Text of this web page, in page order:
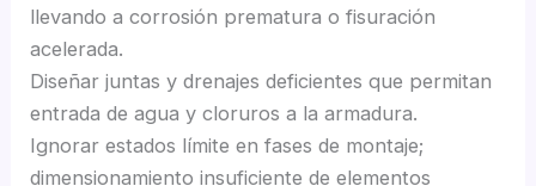
llevando a corrosión prematura o fisuración
acelerada.
Diseñar juntas y drenajes deficientes que permitan
entrada de agua y cloruros a la armadura.
Ignorar estados límite en fases de montaje;
dimensionamiento insuficiente de elementos